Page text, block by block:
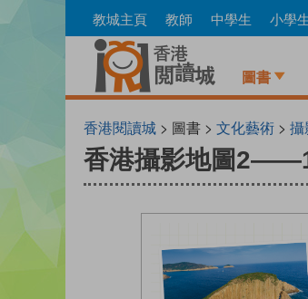
to
教城主頁 教師 中學生 小學
圖書
香港閱讀城 > 圖書 > 文化藝術 > 攝
香港攝影地圖